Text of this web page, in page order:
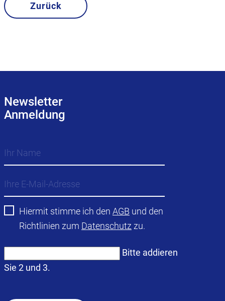
Zurück
Newsletter
Anmeldung
Hiermit stimme ich den AGB und den
Richtlinien zum Datenschutz zu.
Bitte addieren
Sie 2 und 3.